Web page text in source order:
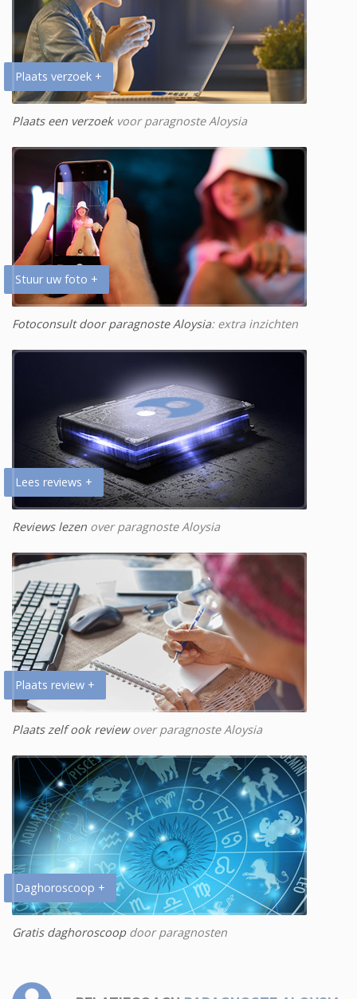
Plaats verzoek +
Plaats een verzoekvoor paragnoste Aloysia
Stuur uw foto +
Fotoconsult door paragnoste Aloysia: extra inzichten
Lees reviews +
Reviews lezen over paragnoste Aloysia
Plaats review +
Plaats zelf ook reviewover paragnoste Aloysia
Daghoroscoop +
Gratis daghoroscoopdoor paragnosten